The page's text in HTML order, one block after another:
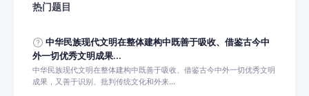
热门题目
中华民族现代文明在整体建构中既善于吸收、借鉴古今中
外一切优秀文明成果...
中华民族现代文明在整体建构中既善于吸收、借鉴古今中外一切优秀文明
成果，又善于识别、批判传统文化和外来...